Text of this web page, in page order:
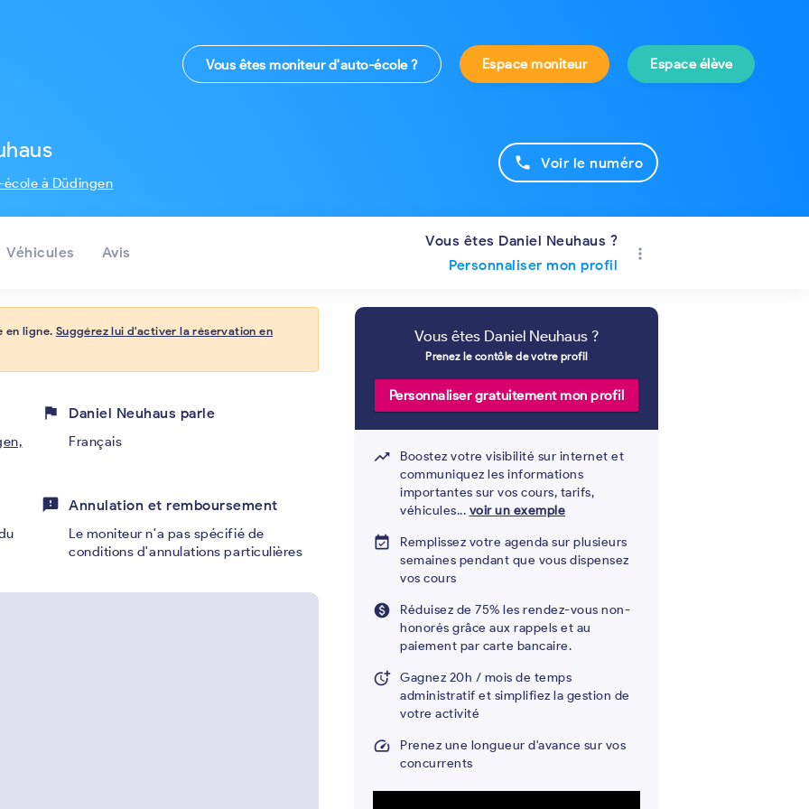
Vous êtes moniteur d'auto-école ? Espace moniteur Espace élève
à Düdingen
phone Voir le numéro
Véhicules Avis
Vous êtes Daniel Neuhaus ?
Personnaliser mon profil
more_vert
en ligne. Suggérez lui d'activer la réservation en
flag Daniel Neuhaus parle
Français
feedback Annulation et remboursement
Le moniteur n'a pas spécifié de
conditions d'annulations particulières
Vous êtes Daniel Neuhaus ?
Prenez le contôle de votre profil
Personnaliser gratuitement mon profil
trending_up
Boostez votre visibilité sur internet et
communiquez les informations
importantes sur vos cours, tarifs,
véhicules... voir un exemple
event_available
Remplissez votre agenda sur plusieurs
semaines pendant que vous dispensez
vos cours
paid
Réduisez de 75% les rendez-vous non-
honorés grâce aux rappels et au
paiement par carte bancaire.
more_time Gagnez 20h / mois de temps
administratif et simplifiez la gestion de
votre activité
speed
Prenez une longueur d'avance sur vos
concurrents